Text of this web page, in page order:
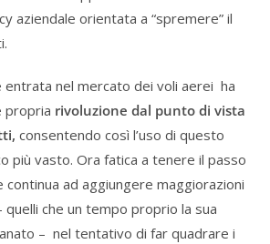
aziendale orientata a “spremere” il
entrata nel mercato dei voli aerei ha
propria rivoluzione dal punto di vista
consentendo così l’uso di questo
più vasto. Ora fatica a tenere il passo
continua ad aggiungere maggiorazioni
quelli che un tempo proprio la sua
– nel tentativo di far quadrare i